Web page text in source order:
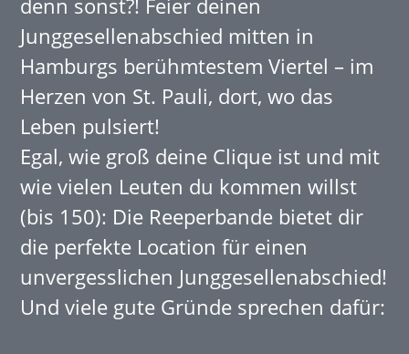
Junggesellenabschied mitten in
Hamburgs berühmtestem Viertel – im
Herzen von St. Pauli, dort, wo das
Leben pulsiert!
Egal, wie groß deine Clique ist und mit
wie vielen Leuten du kommen willst
(bis 150): Die Reeperbande bietet dir
die perfekte Location für einen
unvergesslichen Junggesellenabschied!
Und viele gute Gründe sprechen dafür: